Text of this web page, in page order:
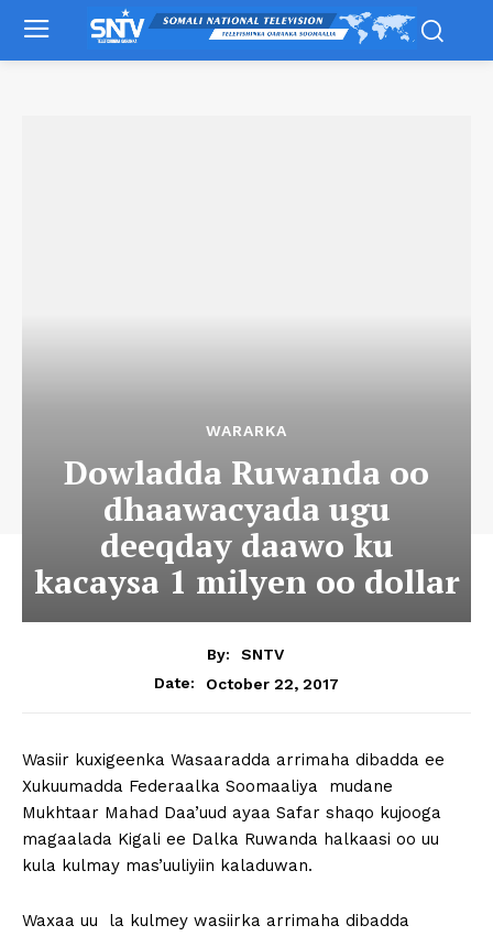
WARARKA
Dowladda Ruwanda oo
dhaawacyada ugu
deeqday daawo ku
kacaysa 1 milyen oo dollar
By:
SNTV
Date:
October 22, 2017
Wasiir kuxigeenka Wasaaradda arrimaha dibadda ee
Xukuumadda Federaalka Soomaaliya mudane
Mukhtaar Mahad Daa’uud ayaa Safar shaqo kujooga
magaalada Kigali ee Dalka Ruwanda halkaasi oo uu
kula kulmay mas’uuliyiin kaladuwan.
Waxaa uu la kulmey wasiirka arrimaha dibadda